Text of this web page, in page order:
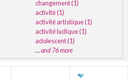
changement (1)
activité (1)
activité artistique (1)
activité ludique (1)
adolescent (1)
…and 76 more